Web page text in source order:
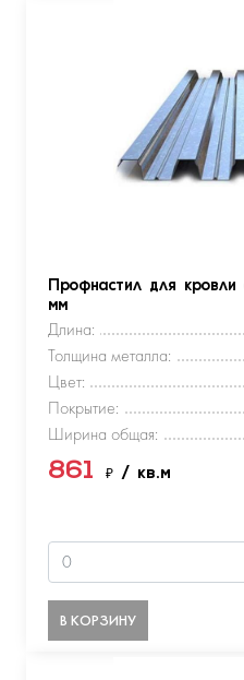
Профнастил для
мм
Длина:
Толщина металла:
Цвет:
Покрытие:
Ширина общая:
861 ₽ / кв.м
В КОРЗИНУ